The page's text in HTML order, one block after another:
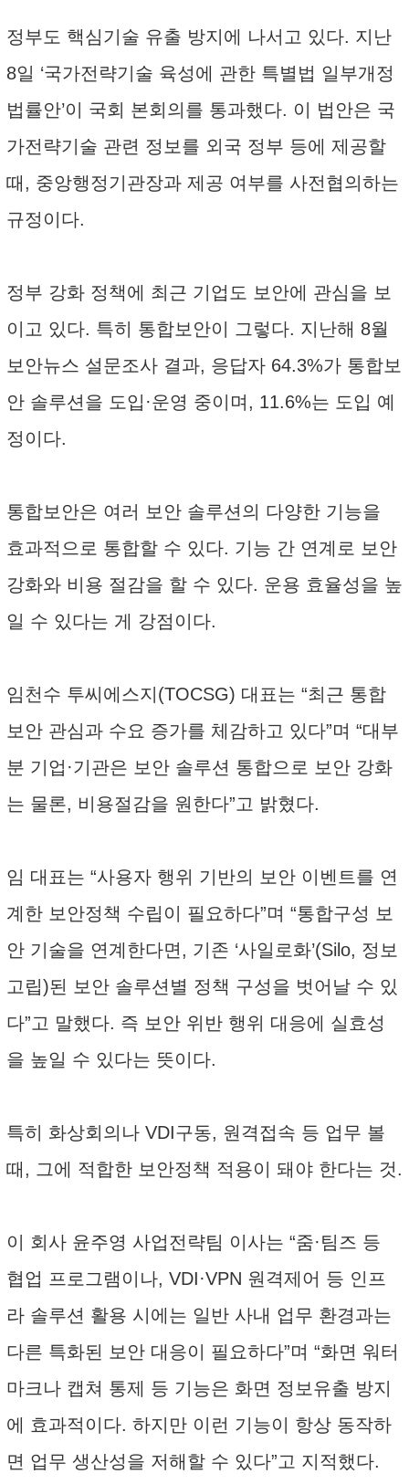
정부도 핵심기술 유출 방지에 나서고 있다. 지난
8일 ‘국가전략기술 육성에 관한 특별법 일부개정
법률안’이 국회 본회의를 통과했다. 이 법안은 국
가전략기술 관련 정보를 외국 정부 등에 제공할
때, 중앙행정기관장과 제공 여부를 사전협의하는
규정이다.
정부 강화 정책에 최근 기업도 보안에 관심을 보
이고 있다. 특히 통합보안이 그렇다. 지난해 8월
보안뉴스 설문조사 결과, 응답자 64.3%가 통합보
안 솔루션을 도입·운영 중이며, 11.6%는 도입 예
정이다.
통합보안은 여러 보안 솔루션의 다양한 기능을
효과적으로 통합할 수 있다. 기능 간 연계로 보안
강화와 비용 절감을 할 수 있다. 운용 효율성을 높
일 수 있다는 게 강점이다.
임천수 투씨에스지(TOCSG) 대표는 “최근 통합
보안 관심과 수요 증가를 체감하고 있다”며 “대부
분 기업·기관은 보안 솔루션 통합으로 보안 강화
는 물론, 비용절감을 원한다”고 밝혔다.
임 대표는 “사용자 행위 기반의 보안 이벤트를 연
계한 보안정책 수립이 필요하다”며 “통합구성 보
안 기술을 연계한다면, 기존 ‘사일로화’(Silo, 정보
고립)된 보안 솔루션별 정책 구성을 벗어날 수 있
다”고 말했다. 즉 보안 위반 행위 대응에 실효성
을 높일 수 있다는 뜻이다.
특히 화상회의나 VDI구동, 원격접속 등 업무 볼
때, 그에 적합한 보안정책 적용이 돼야 한다는 것.
이 회사 윤주영 사업전략팀 이사는 “줌·팀즈 등
협업 프로그램이나, VDI·VPN 원격제어 등 인프
라 솔루션 활용 시에는 일반 사내 업무 환경과는
다른 특화된 보안 대응이 필요하다”며 “화면 워터
마크나 캡쳐 통제 등 기능은 화면 정보유출 방지
에 효과적이다. 하지만 이런 기능이 항상 동작하
면 업무 생산성을 저해할 수 있다”고 지적했다.